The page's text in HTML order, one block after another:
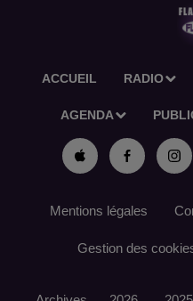
ACCUEIL RADIO
AGENDA
Mentions légales
Gestion des